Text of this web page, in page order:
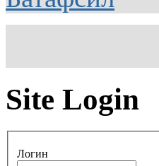
Site Login
Логин